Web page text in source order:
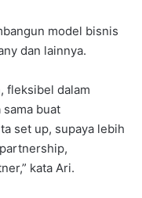
model bisnis
dan lainnya.
fleksibel dalam
buat
set up, supaya lebih
kata Ari.